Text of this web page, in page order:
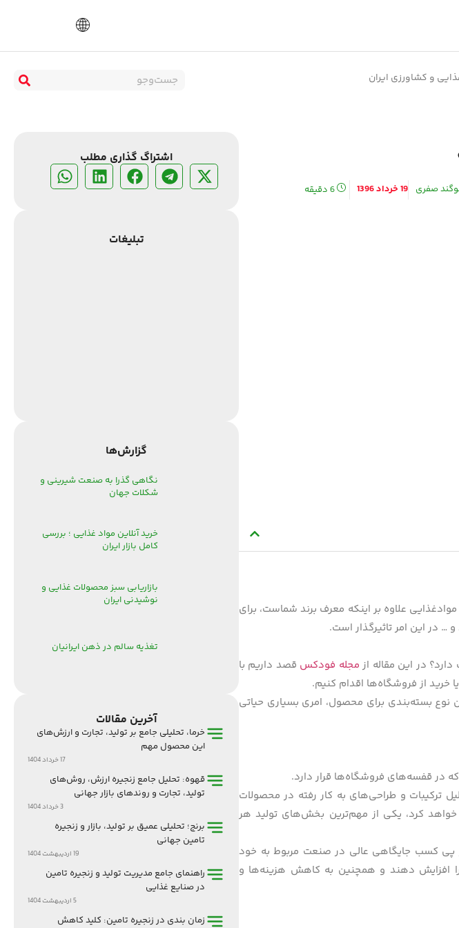
و کشاورزی ایران
صفری 19 خرداد 1396 6 دقیقه
علاوه‌ بر اینکه معرف برند شماست، برای
در این امر تاثیرگذار است.
در این مقاله از مجله فودکس قصد داریم با
از فروشگاه‌ها اقدام کنیم.
بسته‌بندی برای محصول، امری بسیاری حیاتی
در قفسه‌های فروشگاه‌ها قرار دارد.
ترکیبات و طراحی‌های به کار رفته در محصولات
خواهد کرد، یکی از مهم‌ترین بخش‌های تولید هر
پی کسب جایگاهی عالی در صنعت مربوط به خود
افزایش دهند و همچنین به کاهش هزینه‌ها و
اشتراگ گذاری مطلب
تبلیغات
گزارش‌‌ها
نگاهی گذرا به صنعت شیرینی و
شکلات جهان
خرید آنلاین مواد غذایی ؛ بررسی
کامل بازار ایران
بازاریابی سبز محصولات غذایی و
نوشیدنی ایران
تغذیه سالم در ذهن ایرانیان
آخرین مقالات
خرما، تحلیلی جامع بر تولید، تجارت و ارزش‌های
این محصول مهم
17 خرداد 1404
قهوه: تحلیل جامع زنجیره ارزش، روش‌های
تولید، تجارت و روندهای بازار جهانی
3 خرداد 1404
برنج؛ تحلیلی عمیق بر تولید، بازار و زنجیره
تامین جهانی
19 اردیبهشت 1404
راهنمای جامع مدیریت تولید و زنجیره تامین
در صنایع غذایی
5 اردیبهشت 1404
زمان بندی در زنجیره تامین: کلید کاهش